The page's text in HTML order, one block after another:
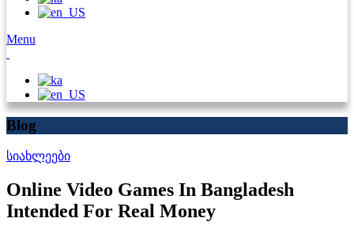
Menu
Blog
სიახლეები
Online Video Games In Bangladesh
Intended For Real Money